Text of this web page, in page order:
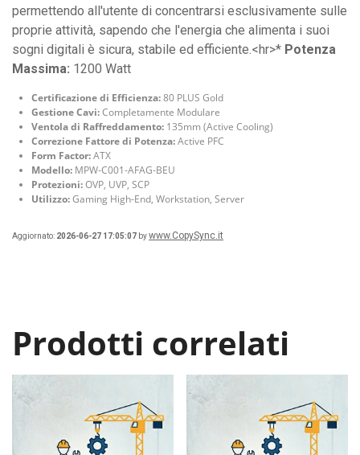
permettendo all'utente di concentrarsi esclusivamente sulle
proprie attività, sapendo che l'energia che alimenta i suoi
sogni digitali è sicura, stabile ed efficiente.<hr>* Potenza
Massima: 1200 Watt
Certificazione di Efficienza:80 PLUS Gold
Gestione Cavi:Completamente Modulare
Ventola di Raffreddamento: 135mm (Active Cooling)
Correzione Fattore di Potenza:Active PFC
Form Factor:ATX
Modello: MPW-C001-AFAG-BEU
Protezioni:OVP, UVP, SCP
Utilizzo:Gaming High-End, Workstation, Server
Aggiornato: 2026-06-27 17:05:07 bywww.CopySync.it
Prodotti correlati